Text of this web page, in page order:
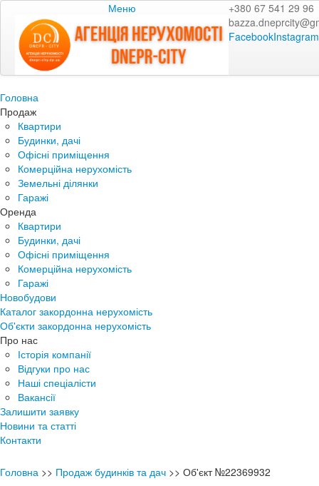
Меню
+380 67 541 29 96
FacebookInstagram
Головна
Продаж
Квартири
Будинки, дачі
Офісні приміщення
Комерційна нерухомість
Земельні ділянки
Гаражі
Оренда
Квартири
Будинки, дачі
Офісні приміщення
Комерційна нерухомість
Гаражі
Новобудови
Каталог закордонна нерухомість
Об'єкти закордонна нерухомість
Про нас
Історія компанії
Відгуки про нас
Наші спеціалісти
Вакансії
Залишити заявку
Новини та статті
Контакти
Головна >> Продаж будинків та дач >> Об'єкт №22369932